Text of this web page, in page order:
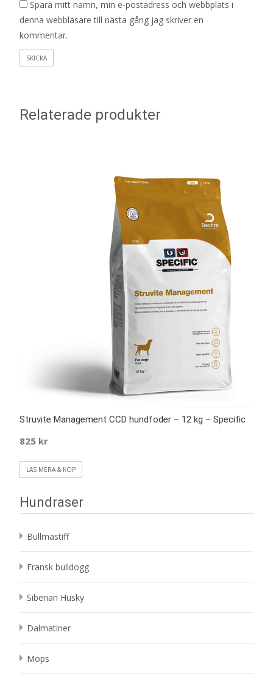
Spara mitt namn, min e-postadress och webbplats i
denna webbläsare till nästa gång jag skriver en
kommentar.
Relaterade produkter
Struvite Management CCD hundfoder – 12 kg – Specific
825 kr
LÄS MERA & KÖP
Hundraser
Bullmastiff
Fransk bulldogg
Siberian Husky
Dalmatiner
Mops